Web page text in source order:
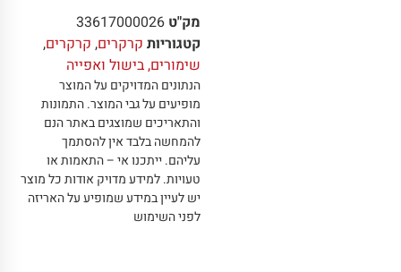
מק"ט 33617000026
קטגוריות קרקרים, קרקרים,
שימורים, בישול ואפייה
הנתונים המדויקים על המוצר
מופיעים על גבי המוצר.התמונות
והתאריכים שמוצגים באתר הנם
להמחשה בלבד אין להסתמך
עליהם.ייתכנו אי – התאמות או
טעויות.למידע מדויק אודות כל מוצר
יש לעיין במידע שמופיע על האריזה
לפני השימוש